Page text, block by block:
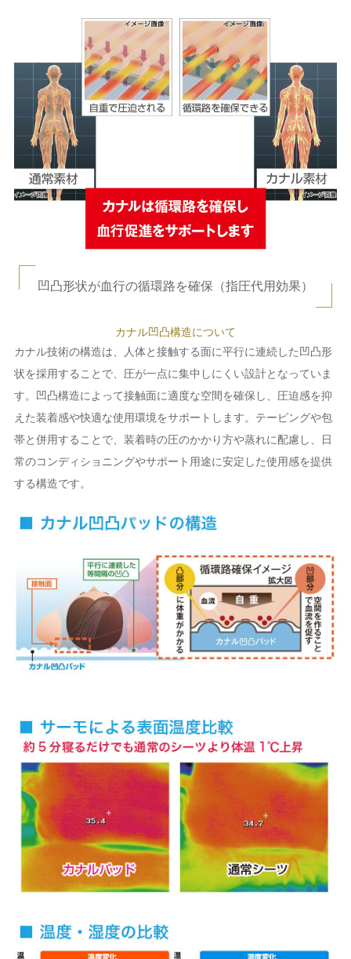
凹凸形状が血行の循環路を確保（指圧代用効果）
カナル凹凸構造について
カナル技術の構造は、人体と接触する面に平行に連続した凹凸形
状を採用することで、圧が一点に集中しにくい設計となっていま
す。凹凸構造によって接触面に適度な空間を確保し、圧迫感を抑
えた装着感や快適な使用環境をサポートします。テーピングや包
帯と併用することで、装着時の圧のかかり方や蒸れに配慮し、日
常のコンディショニングやサポート用途に安定した使用感を提供
する構造です。